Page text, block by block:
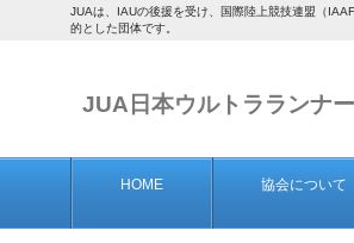
JUAは、IAUの後援を受け、国際陸上競技連盟（
的とした団体です。
JUA日本ウルトラランナ
HOME 協会について